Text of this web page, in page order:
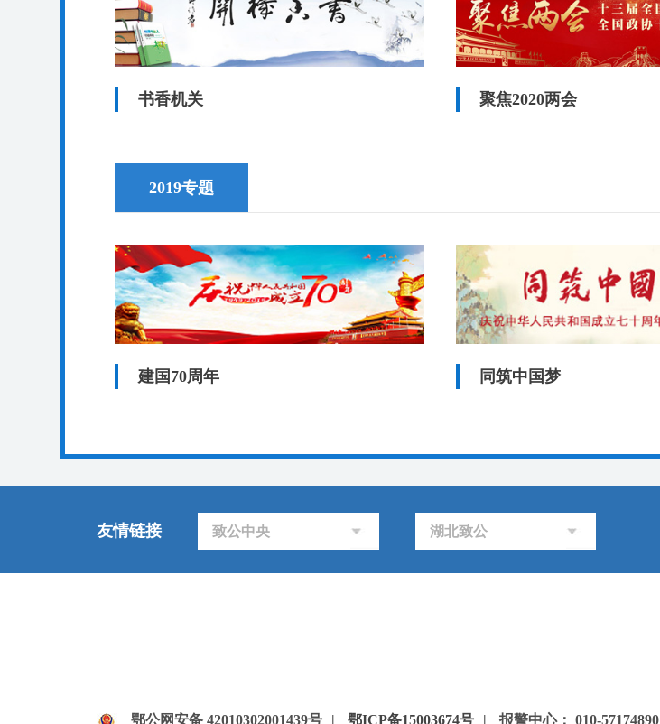
书香机关 聚焦2020两会
2019专题
建国70周年 同筑中国梦
友情链接 致公中央
湖北致公
鄂公网安备 42010302001439号 | 鄂ICP备15003674号 | 报警中心： 010-57174890